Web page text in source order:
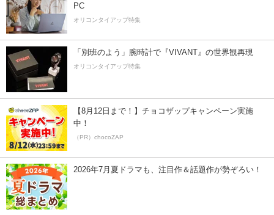
PC
オリコンタイアップ特集
「別班のよう」腕時計で『VIVANT』の世界観再現
オリコンタイアップ特集
【8月12日まで！】チョコザップキャンペーン実施
中！
（PR）chocoZAP
2026年7月夏ドラマも、注目作＆話題作が勢ぞろい！